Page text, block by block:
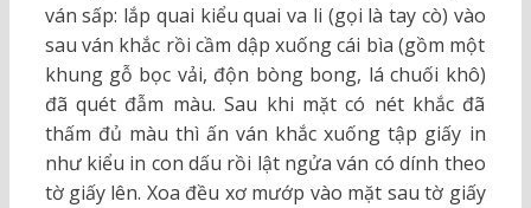
ván sấp: lắp quai kiểu quai va li (gọi là tay cò) vào
sau ván khắc rồi cầm dập xuống cái bìa (gồm một
khung gỗ bọc vải, độn bòng bong, lá chuối khô)
đã quét đẫm màu. Sau khi mặt có nét khắc đã
thấm đủ màu thì ấn ván khắc xuống tập giấy in
như kiểu in con dấu rồi lật ngửa ván có dính theo
tờ giấy lên. Xoa đều xơ mướp vào mặt sau tờ giấy